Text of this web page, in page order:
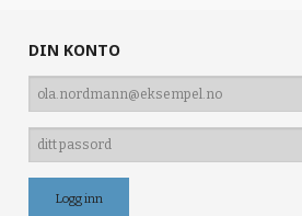
DIN KONTO